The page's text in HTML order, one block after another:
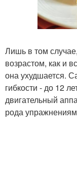
Лишь в том
возрастом, как и
она ухудшается.
гибкости - до 12
двигательный
рода